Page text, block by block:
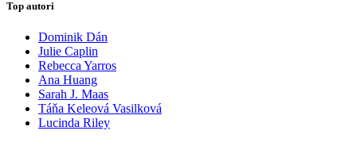
Top autori
Dominik Dán
Julie Caplin
Rebecca Yarros
Ana Huang
Sarah J. Maas
Táňa Keleová Vasilková
Lucinda Riley